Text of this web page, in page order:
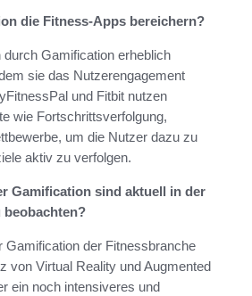
die Fitness-Apps bereichern?
Gamification erheblich
sie das Nutzerengagement
und Fitbit nutzen
wie Fortschrittsverfolgung,
um die Nutzer dazu zu
aktiv zu verfolgen.
Gamification sind aktuell in der
beobachten?
Gamification der Fitnessbranche
von Virtual Reality und Augmented
ein noch intensiveres und